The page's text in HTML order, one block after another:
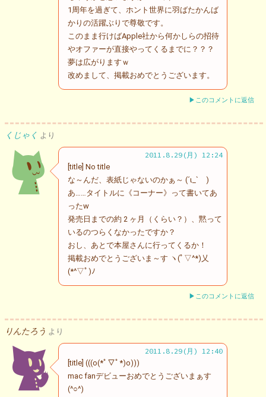
1周年を過ぎて、ホント世界に羽ばたかんば
かりの活躍ぶりで尊敬です。
このまま行けばApple社から何かしらの招待
やオファーが直接やってくるまでに？？？
夢は広がりますｗ
改めまして、掲載おめでとうございます。
▶このコメントに返信
くじゃく より
2011.8.29(月) 12:24
[title] No title
な～んだ、表紙じゃないのかぁ～ (´ι_` )
あ……タイトルに《コーナー》って書いてあ
ったw
発売日までの約 2 ヶ月（くらい？）、黙って
いるのつらくなかったですか？
おし、あとで本屋さんに行ってくるか！
掲載おめでとうございま～す ヽ(ﾟ▽^*)乂
(*^▽ﾟ)ﾉ
▶このコメントに返信
りんたろう より
2011.8.29(月) 12:40
[title] (((o(*ﾟ▽ﾟ*)o)))
mac fanデビューおめでとうございまぁす
(^○^)